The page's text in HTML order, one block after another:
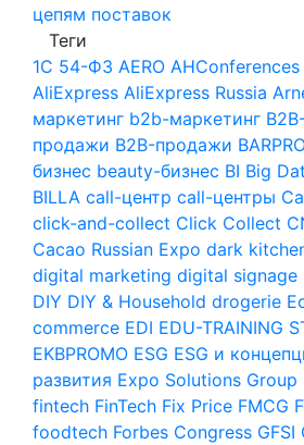
цепям поставок
Теги
1С 54-ФЗ AERO AHConferences
AliExpress AliExpress Russia
маркетинг b2b-маркетинг
продажи B2B-продажи
бизнес beauty-бизнес BI Big
BILLA call-центр call-центры
click-and-collect Click Collect
Cacao Russian Expo dark
digital marketing digital signage
DIY DIY & Household drogerie
commerce EDI EDU-TRAINING
EKBPROMO ESG ESG и
развития Expo Solutions Group
fintech FinTech Fix Price FMCG
foodtech Forbes Congress GFSI